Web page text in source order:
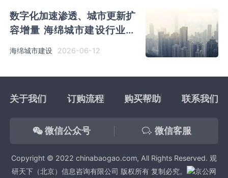
数字化加速渗透、城市更新扩
容增量 海绵城市建设行业份
额将向两类核心企业倾斜
海绵城市建设 2026-06-12
关于我们 订购流程 购买帮助 联系我们
微信公众号 微信客服
Copyright © 2022 chinabaogao.com, All Rights Reserved. 观
研天下（北京）信息咨询有限公司 版权所有 复制必究。
京公网